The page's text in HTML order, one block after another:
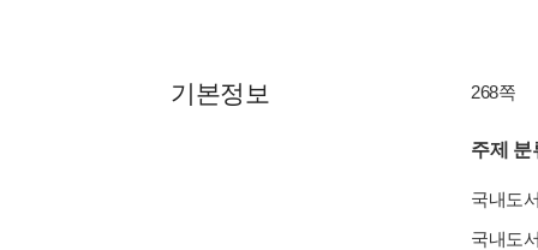
기본정보 268쪽
주제 분
국내도
국내도